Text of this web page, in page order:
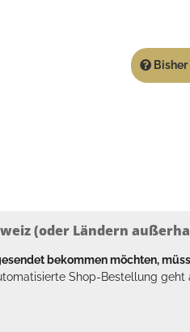
(oder Ländern
bekommen möchten,
Shop-Bestellung